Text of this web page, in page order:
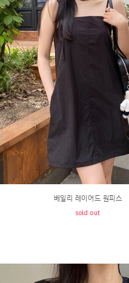
베일리 레이어드 원피스
sold out